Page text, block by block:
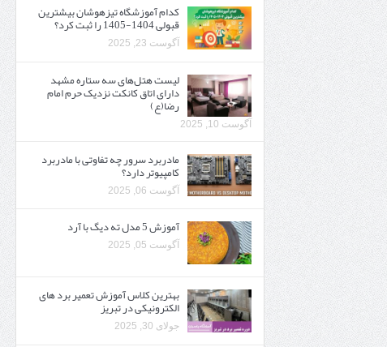
کدام آموزشگاه تیزهوشان بیشترین
قبولی 1404-1405 را ثبت کرد؟
آگوست 23, 2025
لیست هتل‌های سه ستاره مشهد
دارای اتاق کانکت نزدیک حرم امام
رضا(ع)
آگوست 10, 2025
مادربرد سرور چه تفاوتی با مادربرد
کامپیوتر دارد؟
آگوست 06, 2025
آموزش 5 مدل ته دیگ با آرد
آگوست 05, 2025
بهترین کلاس آموزش تعمیر برد های
الکترونیکی در تبریز
جولای 30, 2025